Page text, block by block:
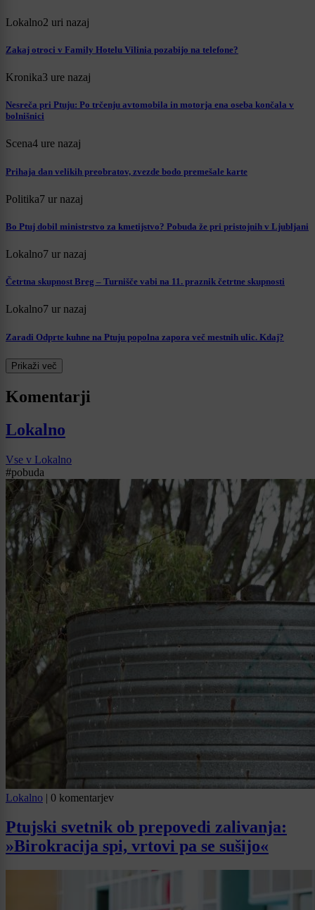
Lokalno2 uri nazaj
Zakaj otroci v Family Hotelu Vilinia pozabijo na telefone?
Kronika3 ure nazaj
Nesreča pri Ptuju: Po trčenju avtomobila in motorja ena oseba končala v
bolnišnici
Scena4 ure nazaj
Prihaja dan velikih preobratov, zvezde bodo premešale karte
Politika7 ur nazaj
Bo Ptuj dobil ministrstvo za kmetijstvo? Pobuda že pri pristojnih v Ljubljani
Lokalno7 ur nazaj
Četrtna skupnost Breg – Turnišče vabi na 11. praznik četrtne skupnosti
Lokalno7 ur nazaj
Zaradi Odprte kuhne na Ptuju popolna zapora več mestnih ulic. Kdaj?
Prikaži več
Komentarji
Lokalno
Vse v Lokalno
#pobuda
Lokalno | 0 komentarjev
Ptujski svetnik ob prepovedi zalivanja:
»Birokracija spi, vrtovi pa se sušijo«